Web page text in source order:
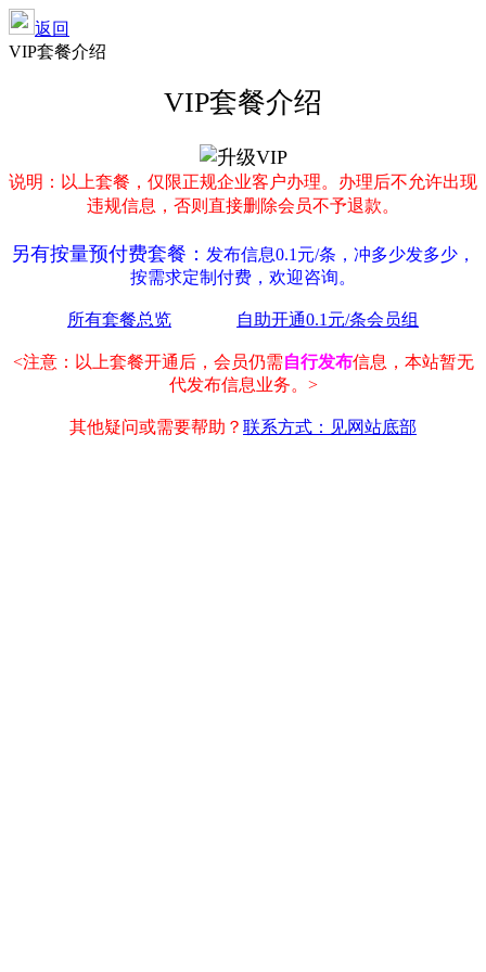
返回
VIP套餐介绍
VIP套餐介绍
说明：以上套餐，仅限正规企业客户办理。办理后不允许出现
违规信息，否则直接删除会员不予退款。
另有按量预付费套餐： 发布信息0.1元/条，冲多少发多少，
按需求定制付费，欢迎咨询。
所有套餐总览 自助开通0.1元/条会员组
<注意：以上套餐开通后，会员仍需自行发布信息，本站暂无
代发布信息业务。>
其他疑问或需要帮助？ 联系方式：见网站底部